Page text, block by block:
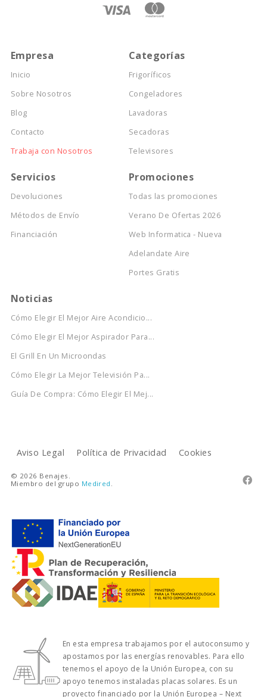
Empresa
Inicio
Sobre Nosotros
Blog
Contacto
Trabaja con Nosotros
Categorías
Frigoríficos
Congeladores
Lavadoras
Secadoras
Televisores
Servicios
Devoluciones
Métodos de Envío
Financiación
Promociones
Todas las promociones
Verano De Ofertas 2026
Web Informatica - Nueva
Adelandate Aire
Portes Gratis
Noticias
Cómo Elegir El Mejor Aire Acondicio...
Cómo Elegir El Mejor Aspirador Para...
El Grill En Un Microondas
Cómo Elegir La Mejor Televisión Pa...
Guía De Compra: Cómo Elegir El Mej...
Aviso Legal Política de Privacidad Cookies

© 2026 Benajes.
Miembro del grupo Medired .
En esta empresa trabajamos por el autoconsumo y
apostamos por las energías renovables. Para ello
tenemos el apoyo de la Unión Europea, con su
apoyo tenemos instaladas placas solares. Es un
proyecto financiado por la Unión Europea – Next